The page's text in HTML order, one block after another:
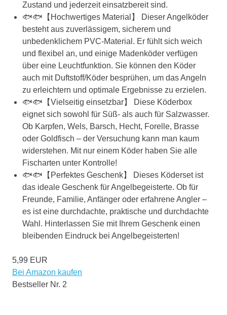
Zustand und jederzeit einsatzbereit sind.
🐟🐟【Hochwertiges Material】 Dieser Angelköder
besteht aus zuverlässigem, sicherem und
unbedenklichem PVC-Material. Er fühlt sich weich
und flexibel an, und einige Madenköder verfügen
über eine Leuchtfunktion. Sie können den Köder
auch mit Duftstoff/Köder besprühen, um das Angeln
zu erleichtern und optimale Ergebnisse zu erzielen.
🐟🐟【Vielseitig einsetzbar】 Diese Köderbox
eignet sich sowohl für Süß- als auch für Salzwasser.
Ob Karpfen, Wels, Barsch, Hecht, Forelle, Brasse
oder Goldfisch – der Versuchung kann man kaum
widerstehen. Mit nur einem Köder haben Sie alle
Fischarten unter Kontrolle!
🐟🐟【Perfektes Geschenk】 Dieses Köderset ist
das ideale Geschenk für Angelbegeisterte. Ob für
Freunde, Familie, Anfänger oder erfahrene Angler –
es ist eine durchdachte, praktische und durchdachte
Wahl. Hinterlassen Sie mit Ihrem Geschenk einen
bleibenden Eindruck bei Angelbegeisterten!
5,99 EUR
Bei Amazon kaufen
Bestseller Nr. 2